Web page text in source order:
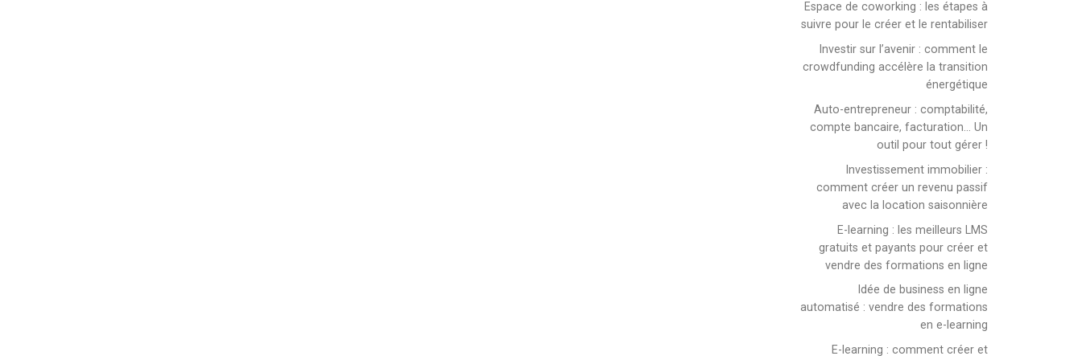
Espace de coworking : les étapes à
suivre pour le créer et le rentabiliser
Investir sur l’avenir : comment le
crowdfunding accélère la transition
énergétique
Auto-entrepreneur : comptabilité,
compte bancaire, facturation… Un
outil pour tout gérer !
Investissement immobilier :
comment créer un revenu passif
avec la location saisonnière
E-learning : les meilleurs LMS
gratuits et payants pour créer et
vendre des formations en ligne
Idée de business en ligne
automatisé : vendre des formations
en e-learning
E-learning : comment créer et